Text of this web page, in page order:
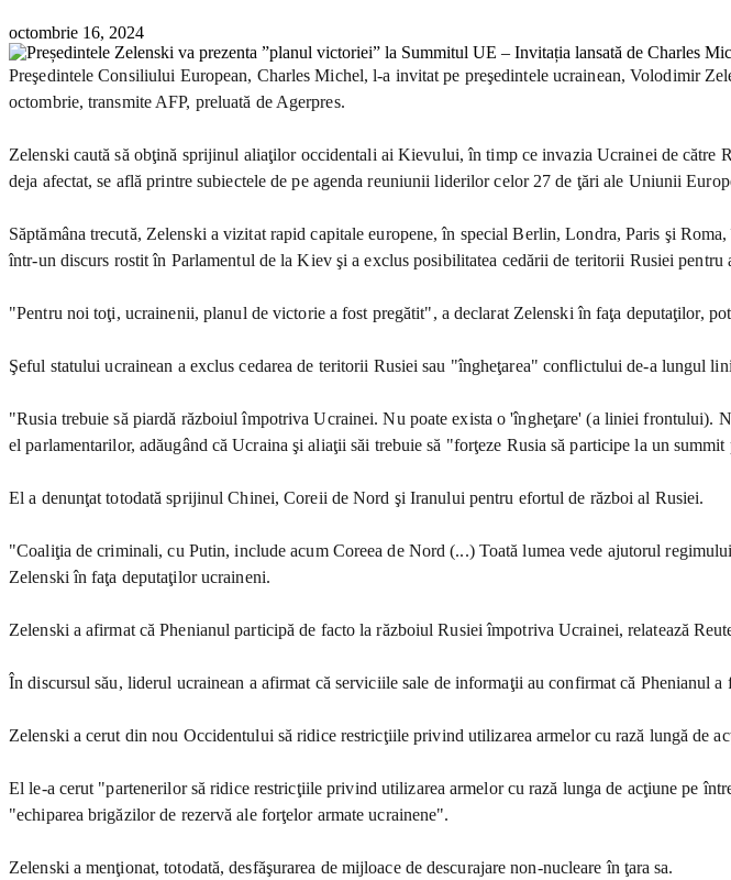
octombrie 16, 2024
Preşedintele Consiliului European, Charles Michel, l-a invitat pe preşedintele ucrainean, Volodimir
octombrie, transmite AFP, preluată de Agerpres.
Zelenski caută să obţină sprijinul aliaţilor occidentali ai Kievului, în timp ce invazia Ucrainei de
deja afectat, se află printre subiectele de pe agenda reuniunii liderilor celor 27 de ţări ale Uniunii
Săptămâna trecută, Zelenski a vizitat rapid capitale europene, în special Berlin, Londra, Paris şi
într-un discurs rostit în Parlamentul de la Kiev şi a exclus posibilitatea cedării de teritorii Rusiei
"Pentru noi toţi, ucrainenii, planul de victorie a fost pregătit", a declarat Zelenski în faţa deputaţilor,
Şeful statului ucrainean a exclus cedarea de teritorii Rusiei sau "îngheţarea" conflictului de-a lungul
"Rusia trebuie să piardă războiul împotriva Ucrainei. Nu poate exista o 'îngheţare' (a liniei frontului).
el parlamentarilor, adăugând că Ucraina şi aliaţii săi trebuie să "forţeze Rusia să participe la un
El a denunţat totodată sprijinul Chinei, Coreii de Nord şi Iranului pentru efortul de război al Rusiei.
"Coaliţia de criminali, cu Putin, include acum Coreea de Nord (...) Toată lumea vede ajutorul
Zelenski în faţa deputaţilor ucraineni.
Zelenski a afirmat că Phenianul participă de facto la războiul Rusiei împotriva Ucrainei, relatează
În discursul său, liderul ucrainean a afirmat că serviciile sale de informaţii au confirmat că Phenianul
Zelenski a cerut din nou Occidentului să ridice restricţiile privind utilizarea armelor cu rază lungă de
El le-a cerut "partenerilor să ridice restricţiile privind utilizarea armelor cu rază lunga de acţiune pe
"echiparea brigăzilor de rezervă ale forţelor armate ucrainene".
Zelenski a menţionat, totodată, desfăşurarea de mijloace de descurajare non-nucleare în ţara sa.